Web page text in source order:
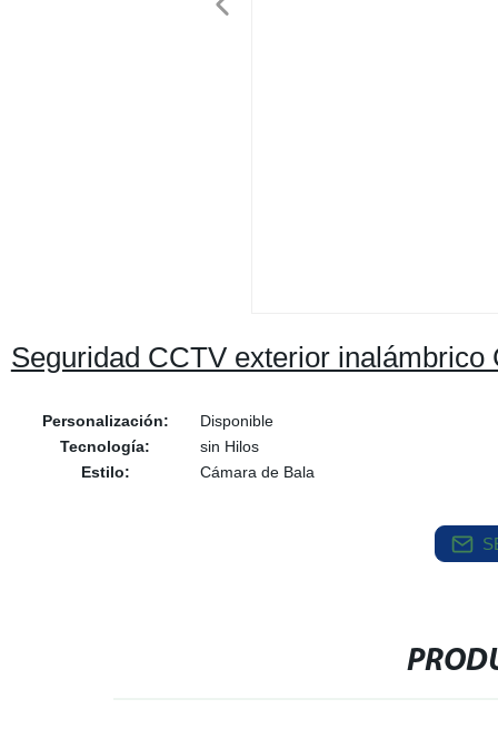
Seguridad CCTV exterior
Personalización:
Disponible
Tecnología:
sin Hilos
Estilo:
Cámara de Bala